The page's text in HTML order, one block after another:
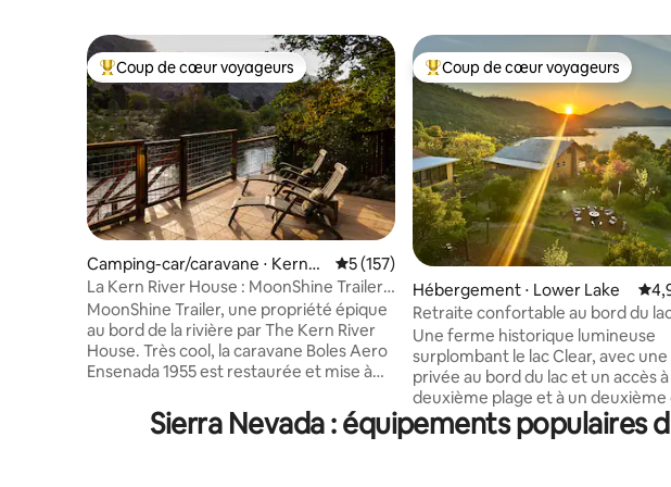
Coups de cœur voyageurs les plus appréciés
Coup de cœur voyageurs
Camping-car/caravane ⋅ Kernvill
e
Évaluation moyenne sur la base de 157
5 (157)
La Kern River House : MoonShine Trailer
Waterfront
MoonShine Trailer, une propriété épique
au bord de la rivière par The Kern River
House. Très cool, la caravane Boles Aero
Ensenada 1955 est restaurée et mise à
un bel endroit de Kern River, juste au sud
de Big Daddy Rapids. Bord de mer privé
Coups de cœur voyageurs les
Coup de cœur voyageurs
Hébergement ⋅ Lower Lake
Retraite confortable au bord du
sentiers privés et plage
Une ferme historique lumineuse
surplombant le lac Clear, avec
privée au bord du lac et un accès
deuxième plage et à un deuxième
partagés. Les vues panoramiques,
sentiers privés et les généreux
Sierra Nevada : équipements populaires